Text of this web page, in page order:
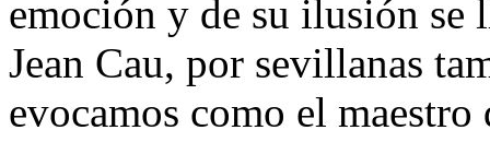
emoción y de su ilusión se
Jean Cau, por sevillanas
evocamos como el